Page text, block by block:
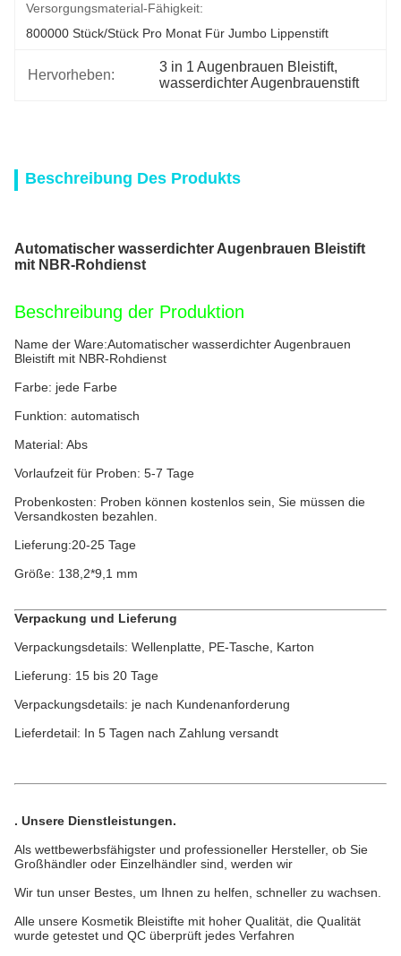
Versorgungsmaterial-Fähigkeit:
800000 Stück/Stück Pro Monat Für Jumbo Lippenstift
Hervorheben:
3 in 1 Augenbrauen Bleistift,
wasserdichter Augenbrauenstift
Beschreibung Des Produkts
Automatischer wasserdichter Augenbrauen Bleistift
mit NBR-Rohdienst
Beschreibung der Produktion
Name der Ware:Automatischer wasserdichter Augenbrauen
Bleistift mit NBR-Rohdienst
Farbe: jede Farbe
Funktion: automatisch
Material: Abs
Vorlaufzeit für Proben: 5-7 Tage
Probenkosten: Proben können kostenlos sein, Sie müssen die
Versandkosten bezahlen.
Lieferung:20-25 Tage
Größe: 138,2*9,1 mm
Verpackung und Lieferung
Verpackungsdetails: Wellenplatte, PE-Tasche, Karton
Lieferung: 15 bis 20 Tage
Verpackungsdetails: je nach Kundenanforderung
Lieferdetail: In 5 Tagen nach Zahlung versandt
. Unsere Dienstleistungen.
Als wettbewerbsfähigster und professioneller Hersteller, ob Sie
Großhändler oder Einzelhändler sind, werden wir
Wir tun unser Bestes, um Ihnen zu helfen, schneller zu wachsen.
Alle unsere Kosmetik Bleistifte mit hoher Qualität, die Qualität
wurde getestet und QC überprüft jedes Verfahren